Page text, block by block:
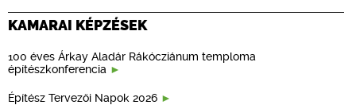
KAMARAI KÉPZÉSEK
100 éves Árkay Aladár Rákócziánum temploma
építészkonferencia
Építész Tervezői Napok 2026